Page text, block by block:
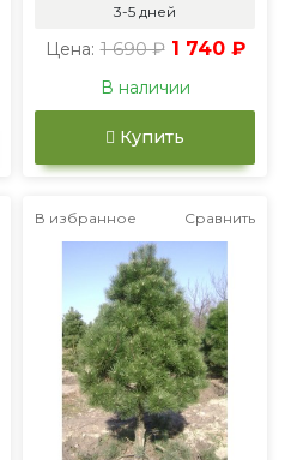
3-5 дней
Цена: 1 690 ₽ 1 740 ₽
В наличии
Купить
В избранное Сравнить